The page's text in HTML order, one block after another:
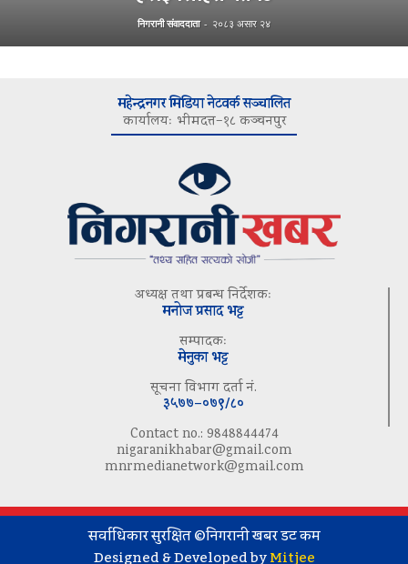
निगरानी संवाददाता - २०८३ असार २४
महेन्द्रनगर मिडिया नेटवर्क सञ्चालित
कार्यालयः भीमदत्त–१८ कञ्चनपुर
अध्यक्ष तथा प्रबन्ध निर्देशकः
मनोज प्रसाद भट्ट
सम्पादकः
मेनुका भट्ट
सूचना विभाग दर्ता नं.
३५७७–०७९/८०
Contact no.: 9848844474
nigaranikhabar@gmail.com
mnrmedianetwork@gmail.com
सर्वाधिकार सुरक्षित ©निगरानी खबर डट कम
Designed & Developed byMitjee